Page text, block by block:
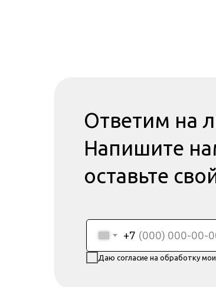
Ответим на
Напишите
оставьте
+7
Даю согласие на обработку